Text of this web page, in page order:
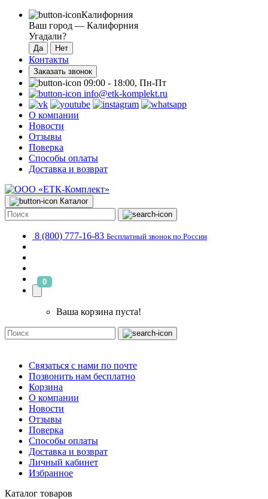
Калифорния
Ваш город — Калифорния
Угадали?
Контакты
Заказать звонок
09:00 - 18:00, Пн-Пт
info@etk-komplekt.ru
О компании
Новости
Отзывы
Поверка
Способы оплаты
Доставка и возврат
Каталог
8 (800) 777-16-83 Бесплатный звонок по России
0
Ваша корзина пуста!
Связаться с нами по почте
Позвонить нам бесплатно
Корзина
О компании
Новости
Отзывы
Поверка
Способы оплаты
Доставка и возврат
Личный кабинет
Избранное
Каталог товаров